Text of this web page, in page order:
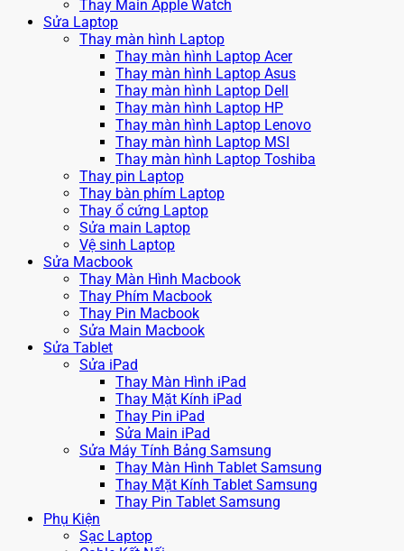
Thay Main Apple Watch
Sửa Laptop
Thay màn hình Laptop
Thay màn hình Laptop Acer
Thay màn hình Laptop Asus
Thay màn hình Laptop Dell
Thay màn hình Laptop HP
Thay màn hình Laptop Lenovo
Thay màn hình Laptop MSI
Thay màn hình Laptop Toshiba
Thay pin Laptop
Thay bàn phím Laptop
Thay ổ cứng Laptop
Sửa main Laptop
Vệ sinh Laptop
Sửa Macbook
Thay Màn Hình Macbook
Thay Phím Macbook
Thay Pin Macbook
Sửa Main Macbook
Sửa Tablet
Sửa iPad
Thay Màn Hình iPad
Thay Mặt Kính iPad
Thay Pin iPad
Sửa Main iPad
Sửa Máy Tính Bảng Samsung
Thay Màn Hình Tablet Samsung
Thay Mặt Kính Tablet Samsung
Thay Pin Tablet Samsung
Phụ Kiện
Sạc Laptop